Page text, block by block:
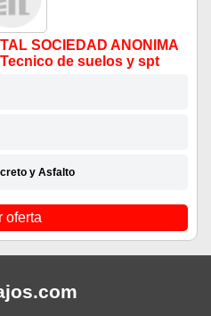
SOCIEDAD ANONIMA
de suelos y spt
y Asfalto
oferta
.com